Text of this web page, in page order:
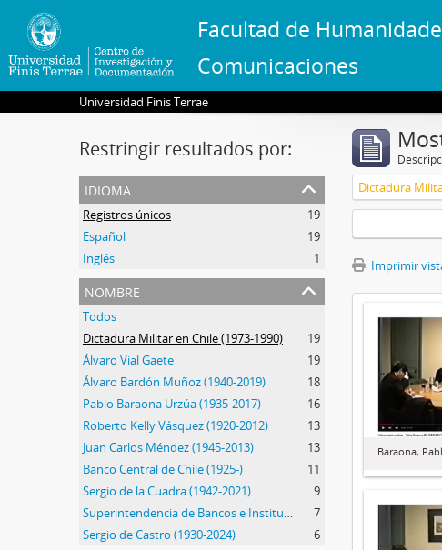
Facultad de
Comunicaciones
Universidad Finis Terrae
Restringir resultados por:
idioma
Registros únicos
19
Español
19
Inglés
1
nombre
Todos
Dictadura Militar en Chile (1973-1990)
19
Álvaro Vial Gaete
19
Álvaro Bardón Muñoz (1940-2019)
18
Pablo Baraona Urzúa (1935-2017)
16
Roberto Kelly Vásquez (1920-2012)
13
Juan Carlos Méndez (1945-2013)
13
Banco Central de Chile (1925-)
11
Sergio de la Cuadra (1942-2021)
9
Superintendencia de Bancos e Instituciones Financieras (1925-2019)
7
Sergio de Castro (1930-2024)
6
Dictadura
Imprimir
Baraona,